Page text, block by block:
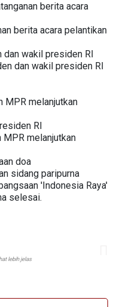
berita acara
berita acara pelantikan
dan wakil presiden RI
dan wakil presiden RI
MPR melanjutkan
RI
melanjutkan
doa
sidang paripurna
'Indonesia Raya'
selesai.
lebih jelas